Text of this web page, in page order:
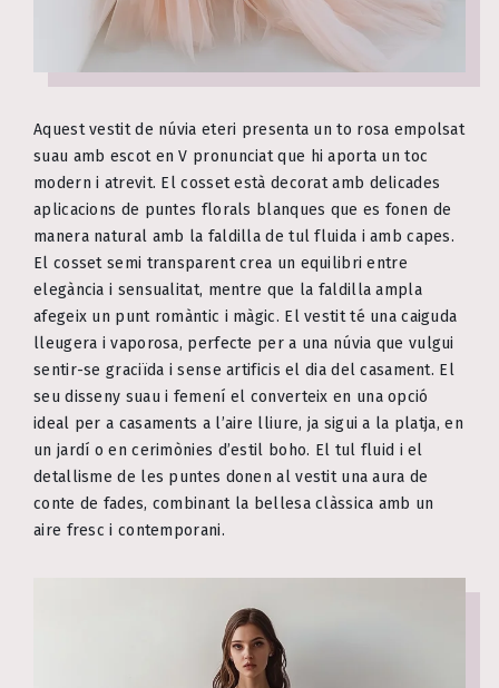
Aquest vestit de núvia eteri presenta un to rosa empolsat
suau amb escot en V pronunciat que hi aporta un toc
modern i atrevit. El cosset està decorat amb delicades
aplicacions de puntes florals blanques que es fonen de
manera natural amb la faldilla de tul fluida i amb capes.
El cosset semi transparent crea un equilibri entre
elegància i sensualitat, mentre que la faldilla ampla
afegeix un punt romàntic i màgic. El vestit té una caiguda
lleugera i vaporosa, perfecte per a una núvia que vulgui
sentir-se graciïda i sense artificis el dia del casament. El
seu disseny suau i femení el converteix en una opció
ideal per a casaments a l’aire lliure, ja sigui a la platja, en
un jardí o en cerimònies d’estil boho. El tul fluid i el
detallisme de les puntes donen al vestit una aura de
conte de fades, combinant la bellesa clàssica amb un
aire fresc i contemporani.